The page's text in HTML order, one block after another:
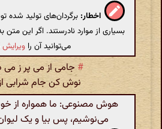
اخطار: برگردان‌های تولید
بسیاری از موارد نادرستند. اگر این
می‌توانید آن را ویرایش
# جامی از می پر ز می
نوش کن جام شرابی
هوش مصنوعی: ما همواره از
می‌نوشیم، پس بیا و یک